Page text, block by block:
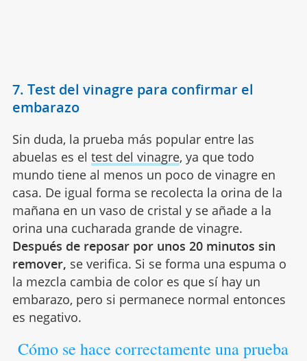
7. Test del vinagre para confirmar el
embarazo
Sin duda, la prueba más popular entre las
abuelas es el test del vinagre, ya que todo
mundo tiene al menos un poco de vinagre en
casa. De igual forma se recolecta la orina de la
mañana en un vaso de cristal y se añade a la
orina una cucharada grande de vinagre.
Después de reposar por unos 20 minutos sin
remover, se verifica. Si se forma una espuma o
la mezcla cambia de color es que sí hay un
embarazo, pero si permanece normal entonces
es negativo.
Cómo se hace correctamente una prueba